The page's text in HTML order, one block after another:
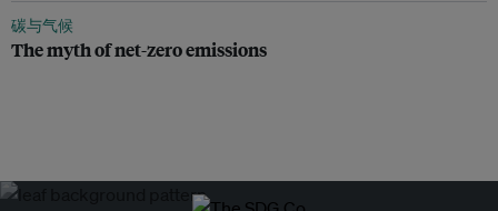
碳与气候
The myth of net-zero emissions